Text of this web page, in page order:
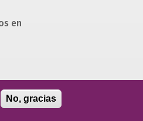
en
Política de cookies
No, gracias